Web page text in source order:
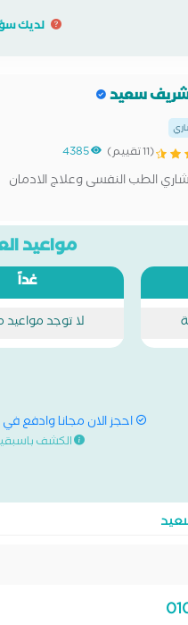
لديك
شريف سعيد
(11 تقييم) 4385
الطب النفسى وعلاج الادمان
مواعيد
غداً
لا توجد مواعيد
احجز الان مجانا وادفع في
الكشف